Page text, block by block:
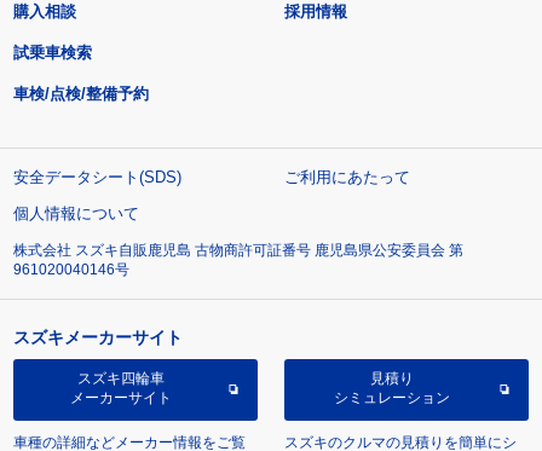
購入相談
試乗車検索
車検/点検/整備予約
採用情報
安全データシート(SDS)
ご利用にあたって
個人情報について
株式会社 スズキ自販鹿児島 古物商許可証番号 鹿児島県公安委員会 第
961020040146号
スズキメーカーサイト
スズキ四輪車
メーカーサイト
車種の詳細などメーカー情報をご覧
見積り
シミュレーション
スズキのクルマの見積りを簡単にシ